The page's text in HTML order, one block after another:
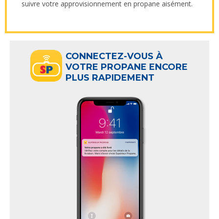
suivre votre approvisionnement en propane aisément.
CONNECTEZ-VOUS À
VOTRE PROPANE ENCORE
PLUS RAPIDEMENT